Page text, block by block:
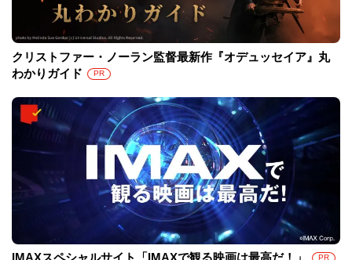
クリストファー・ノーラン監督最新作『オデュッセイア』丸
わかりガイド
PR
PR